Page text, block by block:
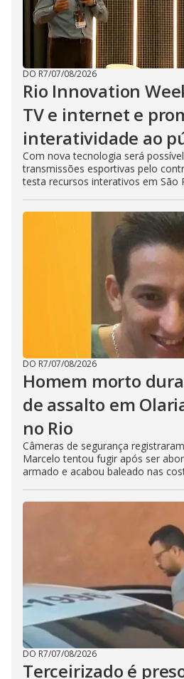
DO R7/07/08/2026
Rio Innovation
TV e internet e
interatividade ao
Com nova tecnologia será
transmissões esportivas pelo
testa recursos interativos em São
DO R7/07/08/2026
Homem morto
de assalto em
no Rio
Câmeras de segurança
Marcelo tentou fugir após ser
armado e acabou baleado nas
DO R7/07/08/2026
Terceirizado é